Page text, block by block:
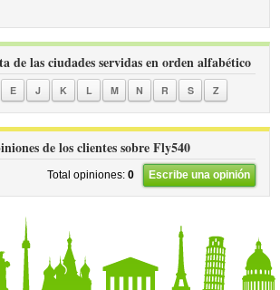
de las ciudades servidas en orden alfabético
E J K L M N R S Z
de los clientes sobre Fly540
Total opiniones: 0 Escribe una opinión